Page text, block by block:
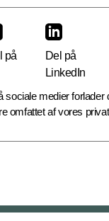
på
Del på
LinkedIn
sociale medier
omfattet af vores